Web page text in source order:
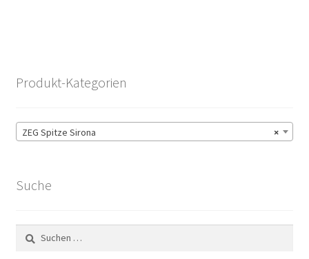
Produkt-Kategorien
×
ZEG Spitze Sirona
Suche
Suchen
nach: